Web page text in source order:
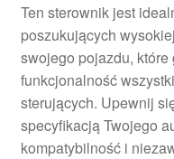
Ten sterownik jest
poszukujących
swojego pojazdu, które
funkcjonalność
sterujących. Upewnij
specyfikacją Twojego
kompatybilność i